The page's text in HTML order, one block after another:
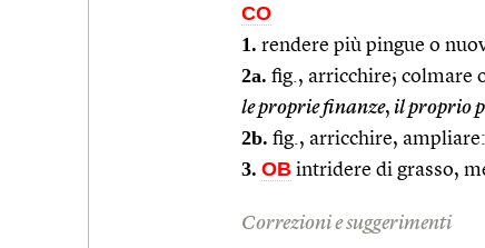
CO
1. rendere più pingue o
2a. fig., arricchire; colmare
le proprie finanze, il proprio
2b. fig., arricchire, ampliare:
3. OB intridere di grasso,
Correzioni e suggerimenti